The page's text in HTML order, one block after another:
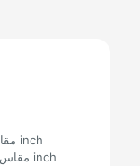
🔹 شاشة تحكم بالمنزل كامل من TIS مقاس 10 inch
🔹 2 شاشة تحكم بالمنزل كامل من TIS مقاس 5.7 inch